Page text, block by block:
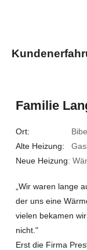
Familie
Ort:
Alte Heizung:
Neue Heizung:
„Wir waren lange
der uns eine
vielen bekamen
nicht."
Erst die Firma